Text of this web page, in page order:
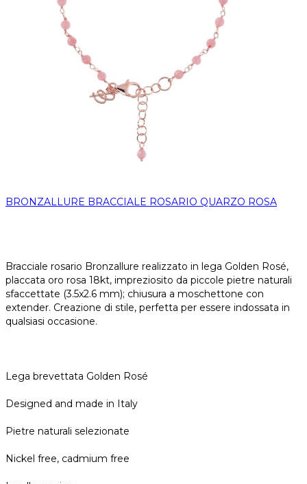
BRONZALLURE BRACCIALE ROSARIO QUARZO ROSA
Bracciale rosario Bronzallure realizzato in lega Golden Rosé,
placcata oro rosa 18kt, impreziosito da piccole pietre naturali
sfaccettate (3.5x2.6 mm); chiusura a moschettone con
extender. Creazione di stile, perfetta per essere indossata in
qualsiasi occasione.
Lega brevettata Golden Rosé
Designed and made in Italy
Pietre naturali selezionate
Nickel free, cadmium free